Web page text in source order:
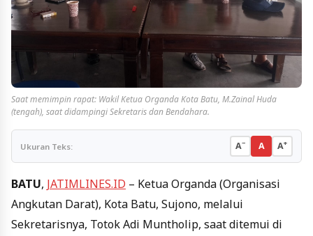
Saat memimpin rapat: Wakil Ketua Organda Kota Batu, M.Zainal Huda
(tengah), saat didampingi Sekretaris dan Bendahara.
Ukuran Teks: A− A A+
BATU, JATIMLINES.ID – Ketua Organda (Organisasi
Angkutan Darat), Kota Batu, Sujono, melalui
Sekretarisnya, Totok Adi Muntholip, saat ditemui di